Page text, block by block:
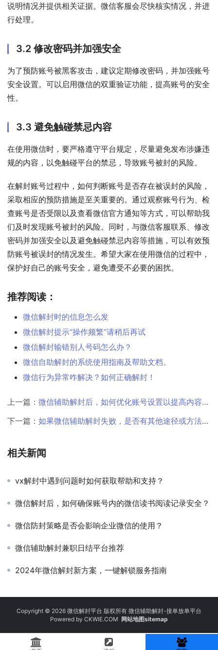
说明情况并提供相关证据。微信客服会尽快核实情况，并进
行处理。
3.2 修改密码并加强安全
为了预防账号被黑客攻击，建议定期修改密码，并加强账号
安全设置。可以启用微信的双重验证功能，提高账号的安全
性。
3.3 避免触碰禁忌内容
在使用微信时，要严格遵守平台规定，尽量避免发布涉嫌违
规的内容，以免触碰平台的禁忌，导致账号被封的风险。
在解封账号过程中，如何判断账号是否存在被误封的风险，
采取相应的预防措施是至关重要的。通过观察账号行为、检
查账号是否受限以及查看微信官方通知等方式，可以帮助我
们及时发现账号被封的风险。同时，与微信客服联系、修改
密码并加强安全以及避免触碰禁忌内容等措施，可以有效预
防账号被误封的情况发生。希望大家在使用微信的过程中，
保护好自己的账号安全，避免遭受不必要的困扰。
推荐阅读：
微信解封时的信息怎么发
微信解封提示“操作频繁”请稍后再试
微信解封输错别人号码怎么办？
微信自助解封的系统使用指南及帮助文档。
微信行为异常咋解决？如何正确解封！
上一篇： 微信辅助解封后，如何优化账号设置以提高内容的更新频率和互动性？
下一篇： 如果微信辅助解封失败，是否有其他途径或方法进行申诉或解封？
相关新闻
vx解封中遇到问题时如何获取帮助和支持？
微信解封后，如何确保账号内的微信读书阅读记录安全？
微信防封策略是否会影响企业微信的使用？
微信辅助解封兼职日结平台推荐
2024年微信解封新方案，一键解锁服务指南
Copyright © 2026 微信解封平台 版权所有 微信辅助解封-接单放单平台
Powered by CKWIE.COM 网站地图sitemap